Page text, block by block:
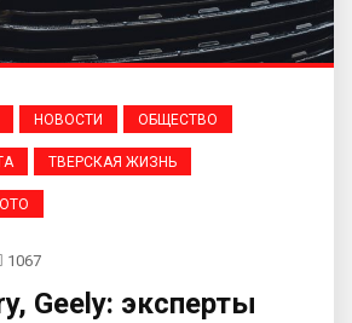
НОВОСТИ ОБЩЕСТВО
ТВЕРСКАЯ ЖИЗНЬ
1067
Geely: эксперты